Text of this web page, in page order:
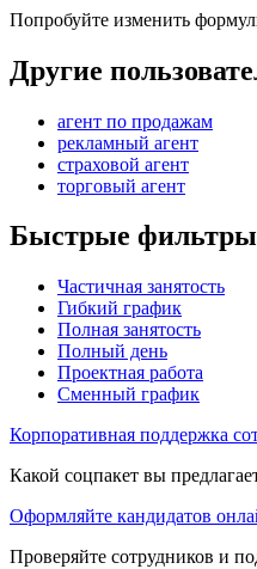
Попробуйте изменить
Другие
агент по продажам
рекламный агент
страховой агент
торговый агент
Быстрые фильтры
Частичная занятость
Гибкий график
Полная занятость
Полный день
Проектная работа
Сменный график
Корпоративная поддержка
Какой соцпакет вы
Оформляйте кандидатов
Проверяйте сотрудников и